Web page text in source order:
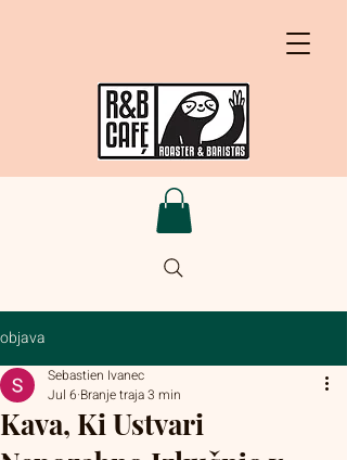
objava
Kava, Ki Ustvari
Sebastien Ivanec
Jul 6 Branje traja 3 min